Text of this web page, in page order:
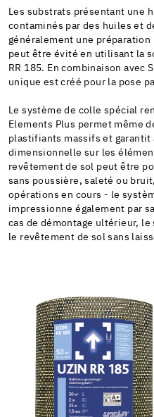
Les substrats présentant une
contaminés par des huiles et
généralement une
peut être évité en utilisant la
RR 185. En combinaison avec
unique est créé pour la pose
Le système de colle spécial
Elements Plus permet même
plastifiants massifs et
dimensionnelle sur les
revêtement de sol peut être
sans poussière, saleté ou
opérations en cours - le
impressionne également par
cas de démontage ultérieur,
le revêtement de sol sans